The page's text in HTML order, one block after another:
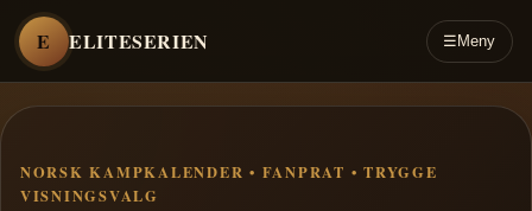
E ELITESERIEN ☰ Meny
NORSK KAMPKALENDER • FANPRAT • TRYGGE
VISNINGSVALG